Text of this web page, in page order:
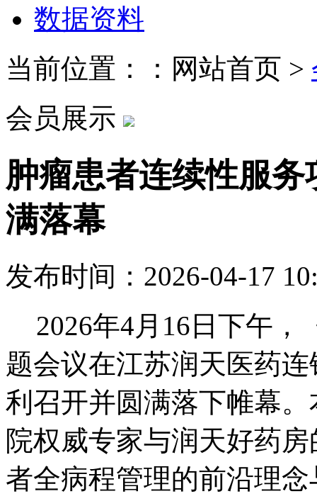
数据资料
当前位置：：网站首页 >
会员展示
肿瘤患者连续性服
满落幕
发布时间：2026-04-17
2026年4月 16 日下午，
题会议在江苏润天医药
利召开并圆满落下帷幕
院权威专家与润天好药
者全病程管理的前沿理